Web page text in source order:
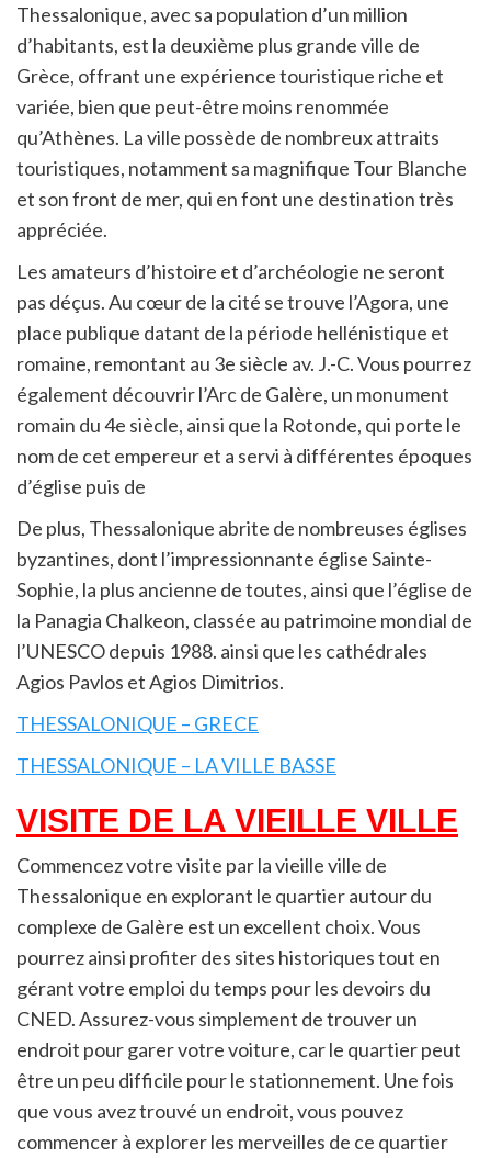
Thessalonique, avec sa population d’un million
d’habitants, est la deuxième plus grande ville de
Grèce, offrant une expérience touristique riche et
variée, bien que peut-être moins renommée
qu’Athènes. La ville possède de nombreux attraits
touristiques, notamment sa magnifique Tour Blanche
et son front de mer, qui en font une destination très
appréciée.
Les amateurs d’histoire et d’archéologie ne seront
pas déçus. Au cœur de la cité se trouve l’Agora, une
place publique datant de la période hellénistique et
romaine, remontant au 3e siècle av. J.-C. Vous pourrez
également découvrir l’Arc de Galère, un monument
romain du 4e siècle, ainsi que la Rotonde, qui porte le
nom de cet empereur et a servi à différentes époques
d’église puis de
De plus, Thessalonique abrite de nombreuses églises
byzantines, dont l’impressionnante église Sainte-
Sophie, la plus ancienne de toutes, ainsi que l’église de
la Panagia Chalkeon, classée au patrimoine mondial de
l’UNESCO depuis 1988. ainsi que les cathédrales
Agios Pavlos et Agios Dimitrios.
THESSALONIQUE – GRECE
THESSALONIQUE – LA VILLE BASSE
VISITE DE LA VIEILLE VILLE
Commencez votre visite par la vieille ville de
Thessalonique en explorant le quartier autour du
complexe de Galère est un excellent choix. Vous
pourrez ainsi profiter des sites historiques tout en
gérant votre emploi du temps pour les devoirs du
CNED. Assurez-vous simplement de trouver un
endroit pour garer votre voiture, car le quartier peut
être un peu difficile pour le stationnement. Une fois
que vous avez trouvé un endroit, vous pouvez
commencer à explorer les merveilles de ce quartier